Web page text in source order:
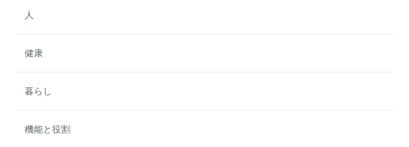
人
健康
暮らし
機能と役割